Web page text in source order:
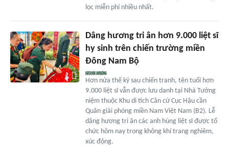
lọc miễn phí nhiều nhất.
Dâng hương tri ân hơn 9.000 liệt sĩ
hy sinh trên chiến trường miền
Đông Nam Bộ
Hơn nửa thế kỷ sau chiến tranh, tên tuổi hơn
9.000 liệt sĩ vẫn được lưu danh tại Nhà Tưởng
niệm thuộc Khu di tích Căn cứ Cục Hậu cần
Quân giải phóng miền Nam Việt Nam (B2). Lễ
dâng hương tri ân các anh hùng liệt sĩ được tổ
chức hôm nay trong không khí trang nghiêm,
xúc động.